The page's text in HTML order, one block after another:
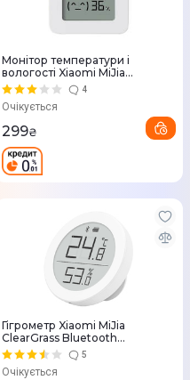
Монітор температури і
вологості Xiaomi MiJia
Temperature & Humidity
Electronic Monitor 2
4
Очікується
299₴
Гігрометр Xiaomi MiJia
ClearGrass Bluetooth
Thermometer and Hygrometer
CGG1
5
Очікується